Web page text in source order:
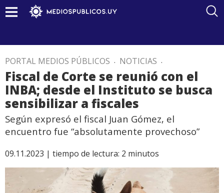
PORTAL MEDIOS PÚBLICOS . NOTICIAS .
Fiscal de Corte se reunió con el
INBA; desde el Instituto se busca
sensibilizar a fiscales
Según expresó el fiscal Juan Gómez, el
encuentro fue “absolutamente provechoso”
09.11.2023 | tiempo de lectura: 2 minutos